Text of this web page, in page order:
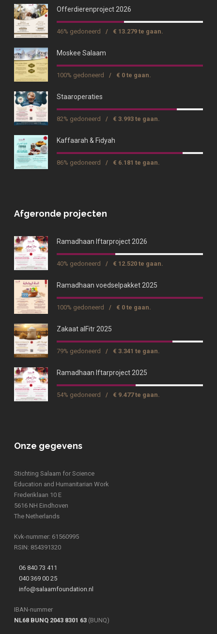
Offerdierenproject 2026
46% gedoneerd / € 13.279 te gaan.
Moskee Salaam
100% gedoneerd / € 0 te gaan.
Staaroperaties
82% gedoneerd / € 3.993 te gaan.
Kaffaarah & Fidyah
86% gedoneerd / € 6.181 te gaan.
Afgeronde projecten
Ramadhaan Iftarproject 2026
40% gedoneerd / € 12.520 te gaan.
Ramadhaan voedselpakket 2025
100% gedoneerd / € 0 te gaan.
Zakaat alFitr 2025
79% gedoneerd / € 3.341 te gaan.
Ramadhaan Iftarproject 2025
54% gedoneerd / € 9.477 te gaan.
Onze gegevens
Stichting Salaam for Science
Education and Humanitarian Work
Frederiklaan 10 E
5616 NH Eindhoven
The Netherlands
Kvk-nummer: 61560995
RSIN: 854391320
06 840 73 411
040 369 00 25
info@salaamfoundation.nl
IBAN-nummer
NL68 BUNQ 2043 8301 63 (BUNQ)